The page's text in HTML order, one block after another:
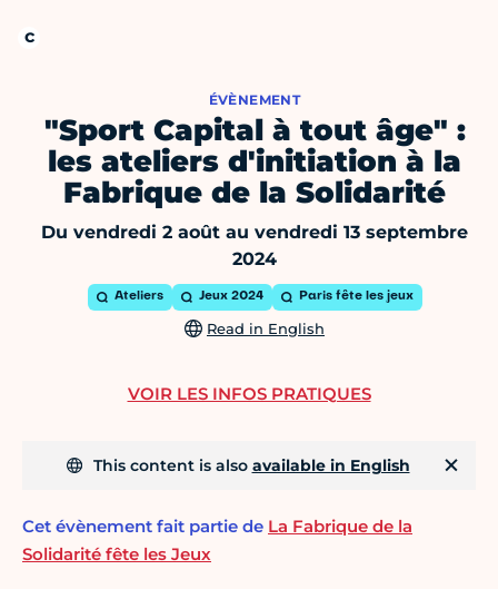
ÉVÈNEMENT
"Sport Capital à tout âge" :
les ateliers d'initiation à la
Fabrique de la Solidarité
Du vendredi 2 août au vendredi 13 septembre
2024
Ateliers Jeux 2024 Paris fête les jeux
Read in English
This content is also available in English
Cet évènement fait partie de La Fabrique de la
Solidarité fête les Jeux
VOIR LES INFOS PRATIQUES